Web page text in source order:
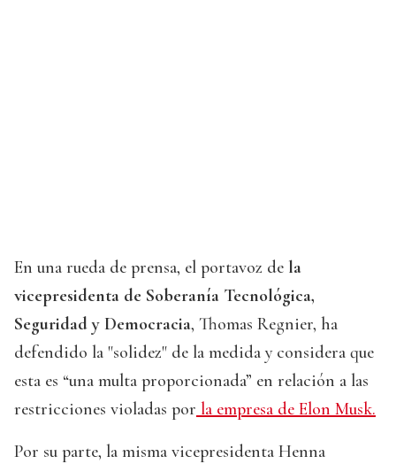
En una rueda de prensa, el portavoz de la
vicepresidenta de Soberanía Tecnológica,
Seguridad y Democracia, Thomas Regnier, ha
defendido la "solidez" de la medida y considera que
esta es “una multa proporcionada” en relación a las
restricciones violadas por la empresa de Elon Musk.
Por su parte, la misma vicepresidenta Henna